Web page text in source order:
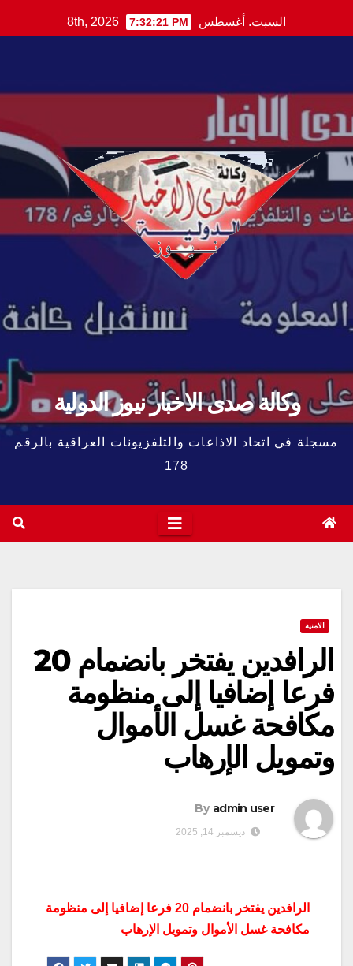
to
السبت. أغسطس 8th, 2026 7:32:22 PM
وكالة صدى الاخبار نيوز الدولية
مسجلة في اتحاد الاذاعات والتلفزيونات العراقية بالرقم
178
الامنية
الرافدين يفتخر بانضمام 20
فرعا إضافيا إلى منظومة
مكافحة غسل الأموال
وتمويل الإرهاب
By admin user
ديسمبر 14, 2025
الرافدين يفتخر بانضمام 20 فرعا إضافيا إلى منظومة
مكافحة غسل الأموال وتمويل الإرهاب